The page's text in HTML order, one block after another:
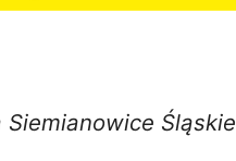
Śląskie